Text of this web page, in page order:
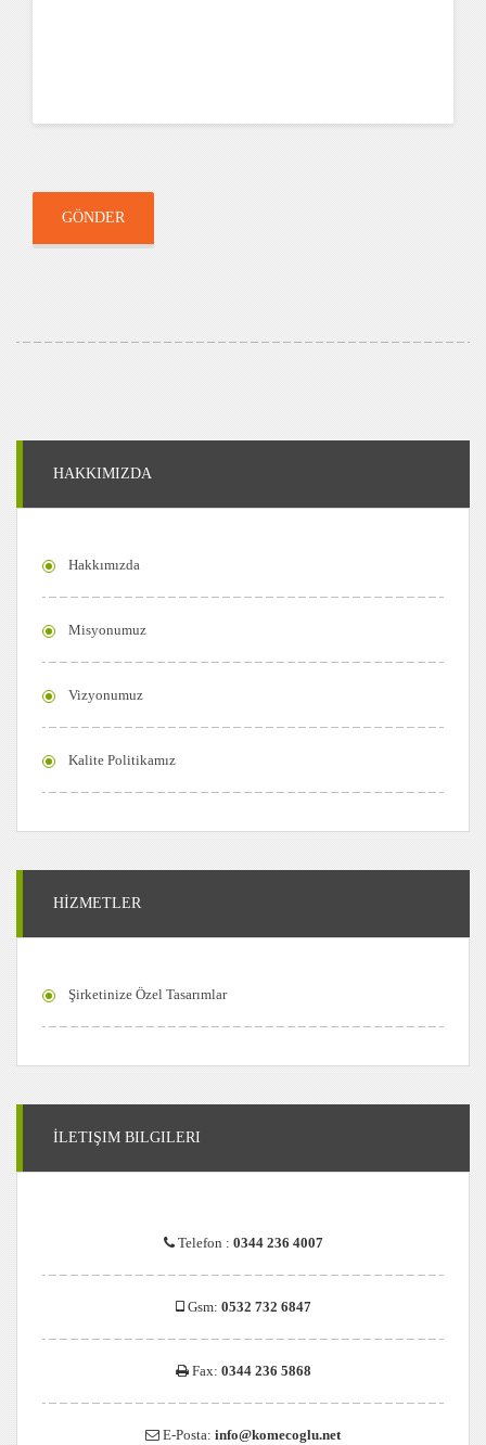
GÖNDER
HAKKIMIZDA
Hakkımızda
Misyonumuz
Vizyonumuz
Kalite Politikamız
HİZMETLER
Şirketinize Özel Tasarımlar
İLETIŞIM BILGILERI
Telefon : 0344 236 4007
Gsm: 0532 732 6847
Fax: 0344 236 5868
E-Posta: info@komecoglu.net